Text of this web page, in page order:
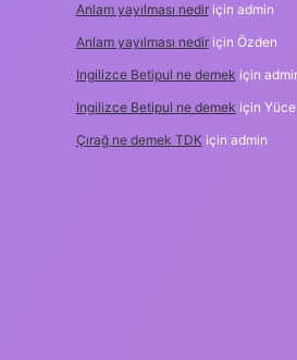
Anlam yayılması nediriçin admin
Anlam yayılması nediriçin Özden
Ingilizce Betipul ne demek için
Ingilizce Betipul ne demek için Yüce
Çırağ ne demek TDKiçin admin